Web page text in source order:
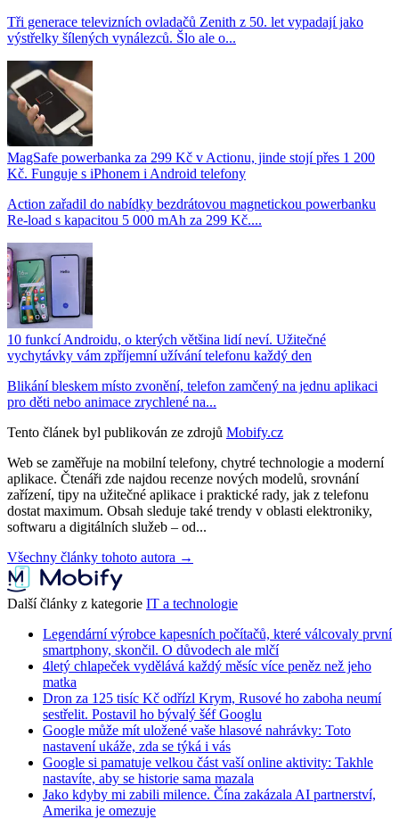
Tři generace televizních ovladačů Zenith z 50. let vypadají jako
výstřelky šílených vynálezců. Šlo ale o...
MagSafe powerbanka za 299 Kč v Actionu, jinde stojí přes 1 200
Kč. Funguje s iPhonem i Android telefony
Action zařadil do nabídky bezdrátovou magnetickou powerbanku
Re-load s kapacitou 5 000 mAh za 299 Kč....
10 funkcí Androidu, o kterých většina lidí neví. Užitečné
vychytávky vám zpříjemní užívání telefonu každý den
Blikání bleskem místo zvonění, telefon zamčený na jednu aplikaci
pro děti nebo animace zrychlené na...
Tento článek byl publikován ze zdrojů Mobify.cz
Web se zaměřuje na mobilní telefony, chytré technologie a moderní
aplikace. Čtenáři zde najdou recenze nových modelů, srovnání
zařízení, tipy na užitečné aplikace i praktické rady, jak z telefonu
dostat maximum. Obsah sleduje také trendy v oblasti elektroniky,
softwaru a digitálních služeb – od...
Všechny články tohoto autora →
Další články z kategorie IT a technologie
Legendární výrobce kapesních počítačů, které válcovaly první
smartphony, skončil. O důvodech ale mlčí
4letý chlapeček vydělává každý měsíc více peněz než jeho
matka
Dron za 125 tisíc Kč odřízl Krym, Rusové ho zaboha neumí
sestřelit. Postavil ho bývalý šéf Googlu
Google může mít uložené vaše hlasové nahrávky: Toto
nastavení ukáže, zda se týká i vás
Google si pamatuje velkou část vaší online aktivity: Takhle
nastavíte, aby se historie sama mazala
Jako kdyby mi zabili milence. Čína zakázala AI partnerství,
Amerika je omezuje